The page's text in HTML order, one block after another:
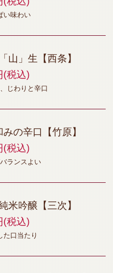
い味わい
」生【西条】
(税込)
じわりと辛口
の辛口【竹原】
(税込)
ランスよい
吟醸【三次】
(税込)
た口当たり